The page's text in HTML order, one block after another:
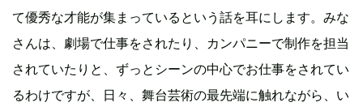
て優秀な才能が集まっているという話を耳にします。みな
さんは、劇場で仕事をされたり、カンパニーで制作を担当
されていたりと、ずっとシーンの中心でお仕事をされてい
るわけですが、日々、舞台芸術の最先端に触れながら、い